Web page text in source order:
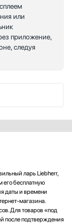
или
приложение,
следуя
ларь Liebherr,
его бесплатную
даты и времени
магазина.
Для товаров «под
после подтверждения